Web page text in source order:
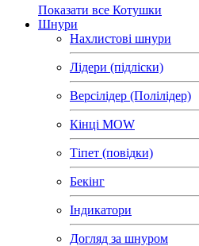
Показати все Котушки
Шнури
Нахлистові шнури
Лідери (підліски)
Версілідер (Полілідер)
Кінці MOW
Тіпет (повідки)
Бекінг
Індикатори
Догляд за шнуром